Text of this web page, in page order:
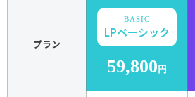
プラン
LPベーシック
59,800 円